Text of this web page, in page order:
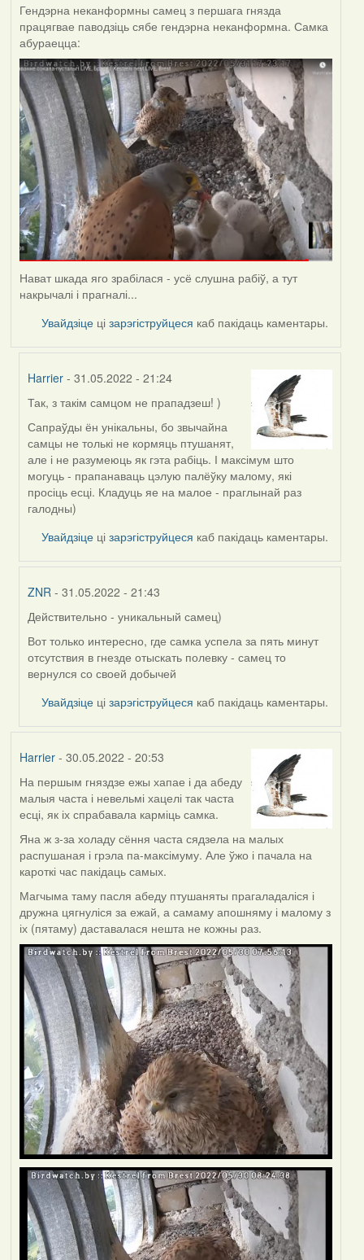
Гендэрна неканформны самец з першага гнязда
працягвае паводзіць сябе гендэрна неканформна. Самка
абураецца:
Нават шкада яго зрабілася - усё слушна рабіў, а тут
накрычалі і прагналі...
Увайдзіце цізарэгіструйцеся каб пакідаць каментары.
Harrier - 31.05.2022 - 21:24
In
reply
to
by
Lighty
Так, з такім самцом не прападзеш! )
Сапраўды ён унікальны, бо звычайна
самцы не толькі не кормяць птушанят,
але і не разумеюць як гэта рабіць. І максімум што
могуць - прапанаваць цэлую палёўку малому, які
просіць есці. Кладуць яе на малое - праглынай раз
галодны)
Увайдзіце цізарэгіструйцеся каб пакідаць каментары.
ZNR - 31.05.2022 - 21:43
In
reply
to
by
Действительно - уникальный самец)
Вот только интересно, где самка успела за пять минут
отсутствия в гнезде отыскать полевку - самец то
вернулся со своей добычей
Увайдзіце цізарэгіструйцеся каб пакідаць каментары.
Harrier- 30.05.2022 - 20:53
На першым гняздзе ежы хапае і да абеду
малыя часта і невельмі хацелі так часта
есці, як іх спрабавала карміць самка.
Яна ж з-за холаду сёння часта сядзела на малых
распушаная і грэла па-максімуму. Але ўжо і пачала на
кароткі час пакідаць самых.
Магчыма таму пасля абеду птушаняты прагаладаліся і
дружна цягнуліся за ежай, а самаму апошняму і малому з
іх (пятаму) даставалася нешта не кожны раз.